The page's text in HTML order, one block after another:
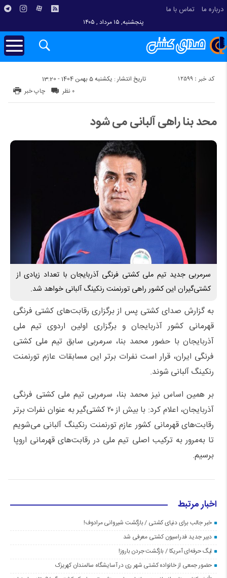
درباره ما تماس با ما
پنجشنبه, ۱۵ مرداد , ۱۴۰۵
تاریخ انتشار : یکشنبه 5 بهمن 1404 - 13:20 کد خبر : 12599
چاپ خبر ۰ نظر
محد بنا راهی آلبانی می شود
سرمربی جدید تیم ملی کشتی فرنگی آذربایجان با تعداد زیادی از
کشتی‌گیران این کشور راهی تورنمنت رنکینگ آلبانی خواهد شد.
به گزارش صدای کشتی پس از برگزاری رقابت‌های کشتی فرنگی
قهرمانی کشور آذربایجان و برگزاری اولین اردوی تیم ملی
آذربایجان با حضور محمد بنا، سرمربی سابق تیم ملی کشتی
فرنگی ایران، قرار است نفرات برتر این مسابقات عازم تورنمنت
رنکینگ آلبانی شوند.
بر همین اساس نیز محمد بنا، سرمربی تیم ملی کشتی فرنگی
آذربایجان، اعلام کرد: با بیش از ۲۰ کشتی‌گیر به عنوان نفرات برتر
رقابت‌های قهرمانی کشور عازم تورنمنت رنکینگ آلبانی می‌شویم
تا به‌مرور به ترکیب اصلی تیم ملی در رقابت‌های قهرمانی اروپا
برسیم.
اخبار مرتبط
خبر جالب برای دنیای کشتی / بازگشت شیروانی مرادوف!
دبیر جدید فدراسیون کشتی معرفی شد
لیگ حرفه‌ای آمریکا / بازگشت جردن باروز!
حضور جمعی از خانواده کشتی شهر ری در آسایشگاه سالمندان کهریزک